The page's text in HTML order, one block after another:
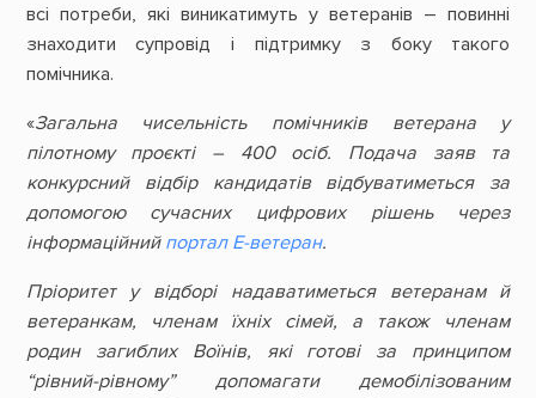
всі потреби, які виникатимуть у ветеранів – повинні
знаходити супровід і підтримку з боку такого
помічника.
«Загальна чисельність помічників ветерана у
пілотному проєкті – 400 осіб. Подача заяв та
конкурсний відбір кандидатів відбуватиметься за
допомогою сучасних цифрових рішень через
інформаційний портал Е-ветеран.
Пріоритет у відборі надаватиметься ветеранам й
ветеранкам, членам їхніх сімей, а також членам
родин загиблих Воїнів, які готові за принципом
“рівний-рівному” допомагати демобілізованим